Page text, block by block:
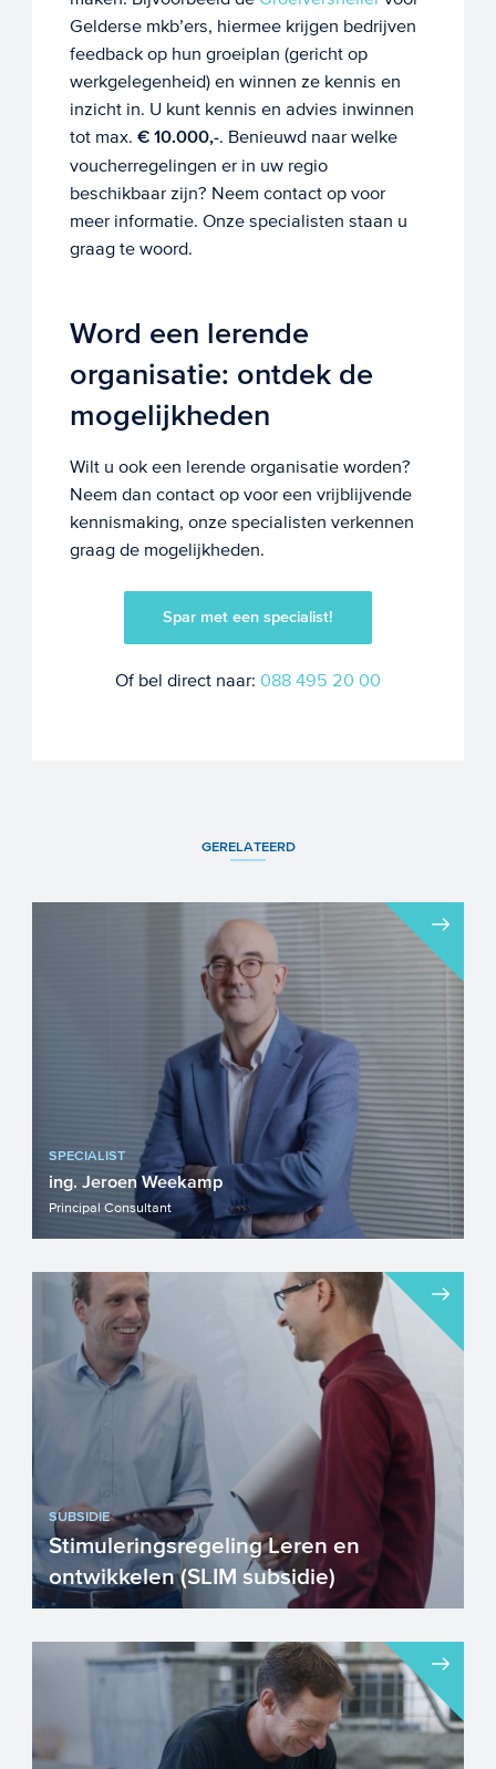
Gelderse mkb’ers, hiermee krijgen bedrijven
feedback op hun groeiplan (gericht op
werkgelegenheid) en winnen ze kennis en
inzicht in. U kunt kennis en advies inwinnen
tot max. € 10.000,-. Benieuwd naar welke
voucherregelingen er in uw regio
beschikbaar zijn? Neem contact op voor
meer informatie. Onze specialisten staan u
graag te woord.
Word een lerende
organisatie: ontdek de
mogelijkheden
Wilt u ook een lerende organisatie worden?
Neem dan contact op voor een vrijblijvende
kennismaking, onze specialisten verkennen
graag de mogelijkheden.
Spar met een specialist!
Of bel direct naar: 088 495 20 00
GERELATEERD
SPECIALIST
ing. Jeroen Weekamp
Principal Consultant
SUBSIDIE
Stimuleringsregeling Leren en
ontwikkelen (SLIM subsidie)
Gaat u als mkb’er investeren in de
leercurve en ontwikkeling van
medewerkers? Of bent u als sa...